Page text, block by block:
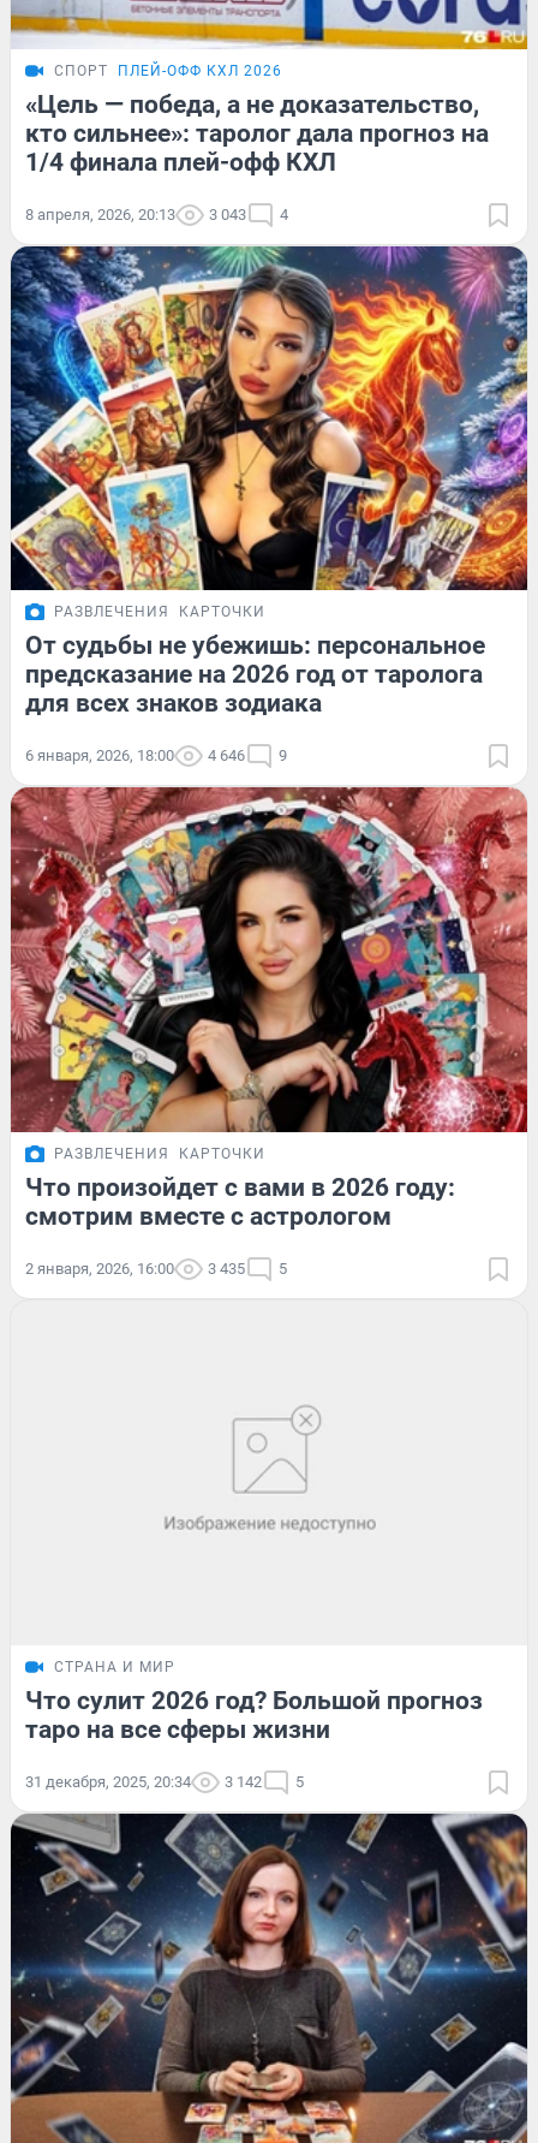
СПОРТ ПЛЕЙ-ОФФ КХЛ 2026
«Цель — победа, а не доказательство,
кто сильнее»: таролог дала прогноз на
1/4 финала плей-офф КХЛ
8 апреля, 2026, 20:13 3 043 4
РАЗВЛЕЧЕНИЯ КАРТОЧКИ
От судьбы не убежишь: персональное
предсказание на 2026 год от таролога
для всех знаков зодиака
6 января, 2026, 18:00 4 646 9
РАЗВЛЕЧЕНИЯ КАРТОЧКИ
Что произойдет с вами в 2026 году:
смотрим вместе с астрологом
2 января, 2026, 16:00 3 435 5
СТРАНА И МИР
Что сулит 2026 год? Большой прогноз
таро на все сферы жизни
31 декабря, 2025, 20:34 3 142 5